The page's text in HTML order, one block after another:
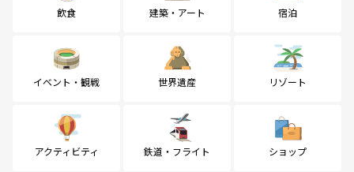
飲食 建築・アート 宿泊
イベント・観戦 世界遺産 リゾート
アクティビティ 鉄道・フライト ショップ